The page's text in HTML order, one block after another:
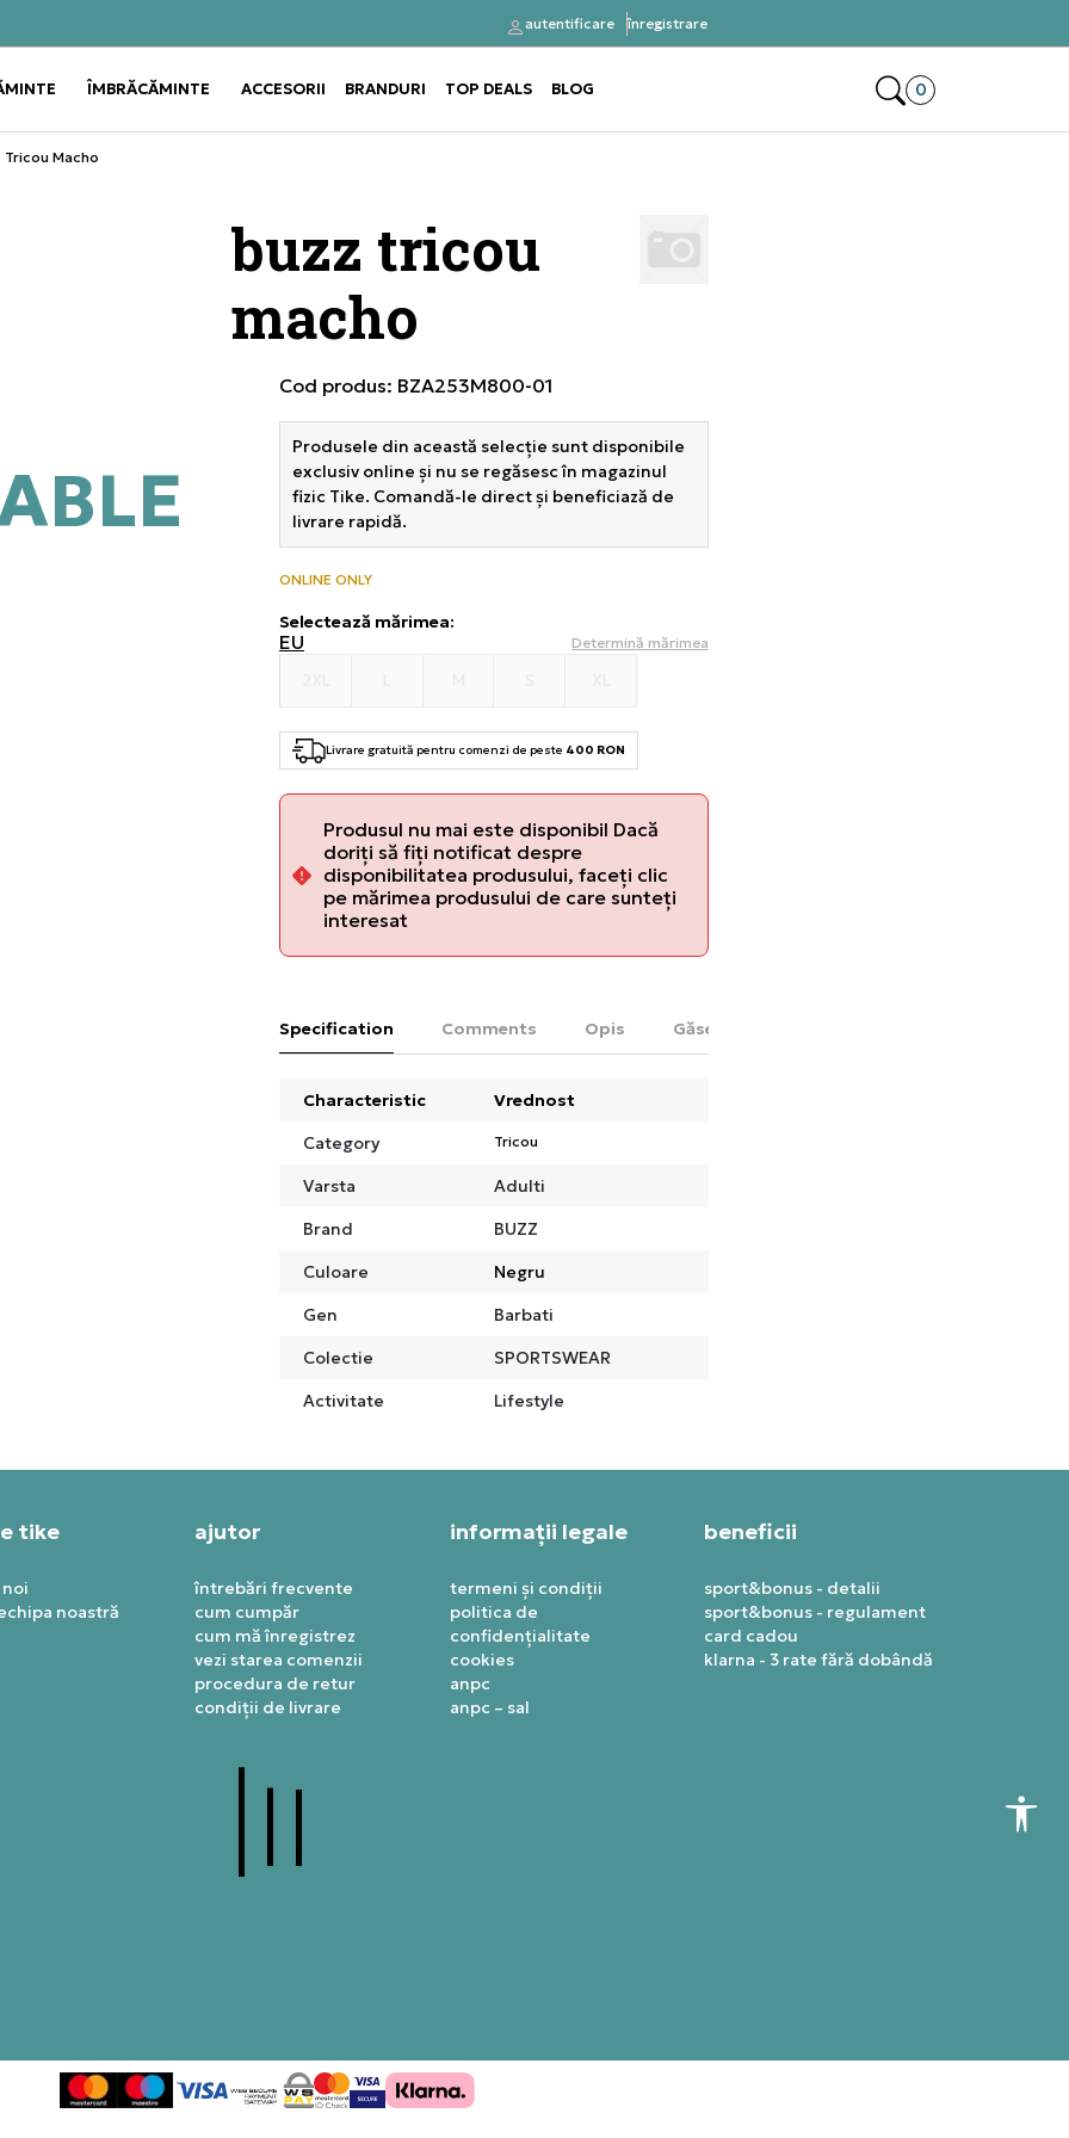
cu
Alătură-te și obține -10% la prima comandă
autentificare înregistrare
Use shift+Enter to open or close the submenu
ÎMBRĂCĂMINTE Use shift+Enter to open or close the submenu
ACCESORII BRANDURI TOP DEALS BLOG Deschide coșul 0
0
Tricou Macho
buzz tricou
macho
Cod produs: BZA253M800-01
Produsele din această selecție sunt disponibile
exclusiv online și nu se regăsesc în magazinul
fizic Tike. Comandă-le direct și beneficiază de
livrare rapidă.
ONLINE ONLY
Selectează mărimea:
EU Determină mărimea
Livrare gratuită pentru comenzi de peste 400 RON
Produsul nu mai este disponibil Dacă
doriți să fiți notificat despre
disponibilitatea produsului, faceți clic
pe mărimea produsului de care sunteți
interesat
Specification Comments Opis Găsește în magazin
Characteristic
Vrednost
Category
Tricou
Varsta
Adulti
Brand
BUZZ
Culoare
Negru
Gen
Barbati
Colectie
SPORTSWEAR
Activitate
Lifestyle
tike
noastră
ajutor
întrebări frecvente
cum cumpăr
cum mă înregistrez
vezi starea comenzii
procedura de retur
condiții de livrare
informații legale
termeni și condiții
politica de
confidențialitate
cookies
anpc
anpc – sal
beneficii
sport&bonus - detalii
sport&bonus - regulament
card cadou
klarna - 3 rate fără dobândă